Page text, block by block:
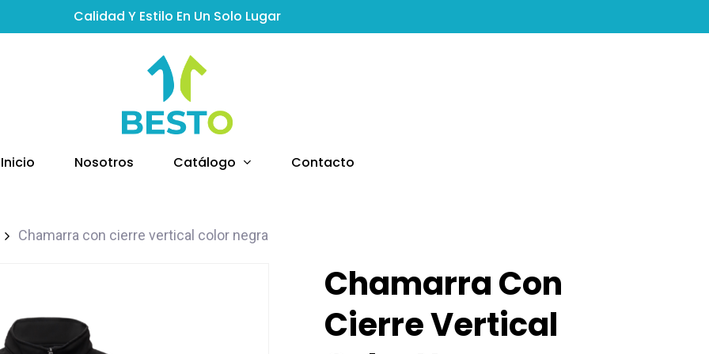
Calidad Y Estilo En Un Solo Lugar
Inicio Nosotros Catálogo Contacto
Chamarra con cierre vertical color negra
Chamarra Con
Cierre Vertical